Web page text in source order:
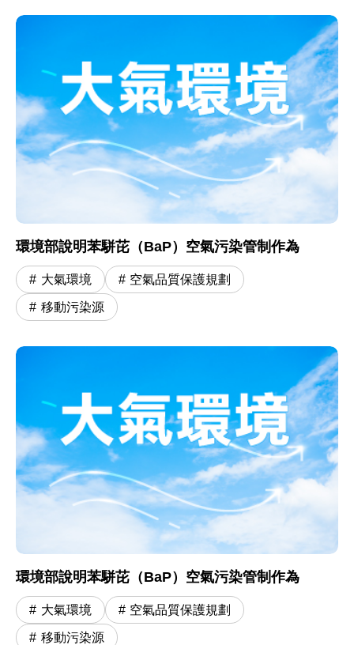
環境部說明苯駢芘（BaP）空氣污染管制作為
大氣環境 空氣品質保護規劃
移動污染源
環境部說明苯駢芘（BaP）空氣污染管制作為
大氣環境 空氣品質保護規劃
移動污染源